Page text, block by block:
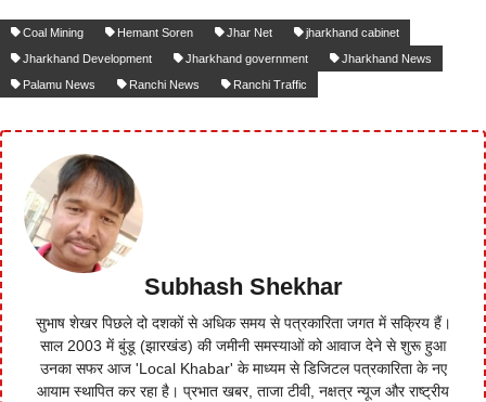
Coal Mining Hemant Soren Jhar Net
jharkhand cabinet
Jharkhand Development
Jharkhand government
Jharkhand News
Palamu News
Ranchi News Ranchi Traffic
Subhash Shekhar
सुभाष शेखर पिछले दो दशकों से अधिक समय से पत्रकारिता जगत में सक्रिय हैं।
साल 2003 में बुंडू (झारखंड) की जमीनी समस्याओं को आवाज देने से शुरू हुआ
उनका सफर आज 'Local Khabar' के माध्यम से डिजिटल पत्रकारिता के नए
आयाम स्थापित कर रहा है। प्रभात खबर, ताजा टीवी, नक्षत्र न्यूज और राष्ट्रीय